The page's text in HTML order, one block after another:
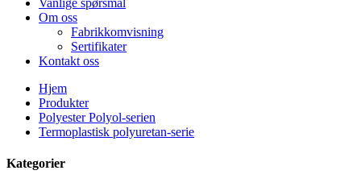
Vanlige spørsmål
Om oss
Fabrikkomvisning
Sertifikater
Kontakt oss
Hjem
Produkter
Polyester Polyol-serien
Termoplastisk polyuretan-serie
Kategorier